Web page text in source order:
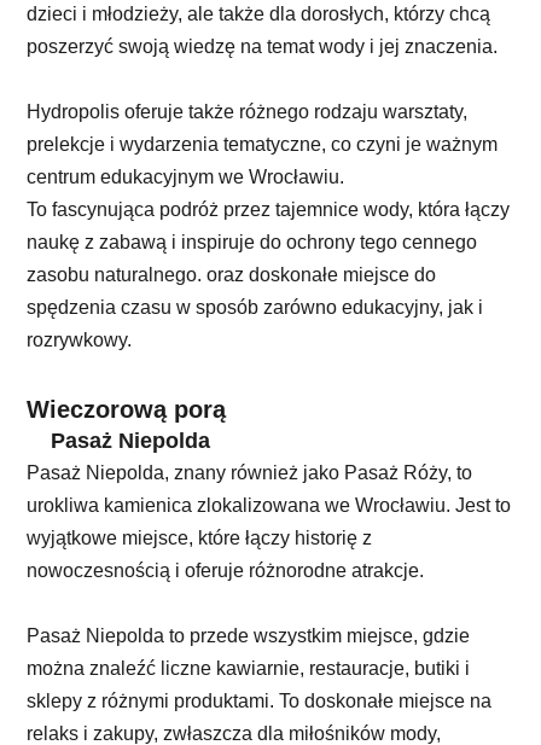
dzieci i młodzieży, ale także dla dorosłych, którzy chcą
poszerzyć swoją wiedzę na temat wody i jej znaczenia.
Hydropolis oferuje także różnego rodzaju warsztaty,
prelekcje i wydarzenia tematyczne, co czyni je ważnym
centrum edukacyjnym we Wrocławiu.
To fascynująca podróż przez tajemnice wody, która łączy
naukę z zabawą i inspiruje do ochrony tego cennego
zasobu naturalnego. oraz doskonałe miejsce do
spędzenia czasu w sposób zarówno edukacyjny, jak i
rozrywkowy.
Wieczorową porą
Pasaż Niepolda
Pasaż Niepolda, znany również jako Pasaż Róży, to
urokliwa kamienica zlokalizowana we Wrocławiu. Jest to
wyjątkowe miejsce, które łączy historię z
nowoczesnością i oferuje różnorodne atrakcje.
Pasaż Niepolda to przede wszystkim miejsce, gdzie
można znaleźć liczne kawiarnie, restauracje, butiki i
sklepy z różnymi produktami. To doskonałe miejsce na
relaks i zakupy, zwłaszcza dla miłośników mody,